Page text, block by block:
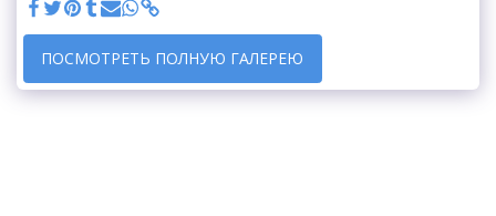
ПОСМОТРЕТЬ ПОЛНУЮ ГАЛЕРЕЮ